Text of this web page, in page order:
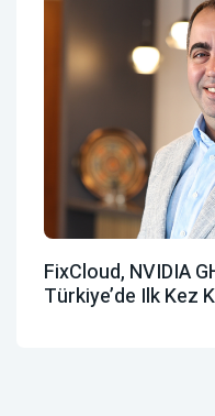
FixCloud, NVIDIA
Türkiye’de Ilk Kez